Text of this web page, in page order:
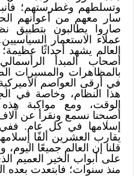
وتسلطهم وغطرستهم؛
سار معهم من أعوانهم
صاروا يطالبون بتطبيق
عملاء الاستعمار
العالم يشهد أحداثًا
أصحاب المبدأ
بالمظاهرات والمسيرات
في أرقى العواصم
هذا النظام، وخاصة في
الوقت، ومع مواكبة هذه
أصبحنا نسمع ونقرأ عن
إسلامها في كل عام. ففي
يقارب العشرين ألفًا
قلنا إن العالم جميعًا
على أبواب الخير العميم
منذ سنوات؛ فابتعدت بعده